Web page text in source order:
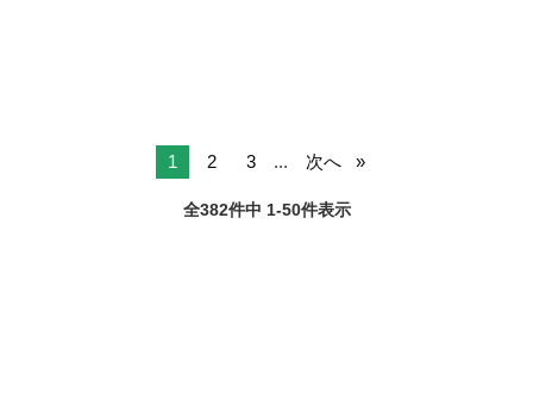
1 2 3 ... 次へ
全382件中 1-50件表示